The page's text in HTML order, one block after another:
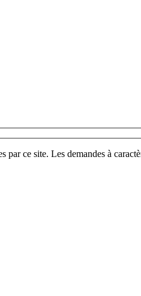
par ce site. Les demandes à